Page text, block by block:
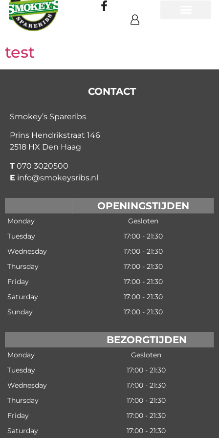
test
CONTACT
Smokey’s Spareribs
Prins Hendrikstraat 146
2518 HX Den Haag
T 070 3020500
E info@smokeysribs.nl
OPENINGSTIJDEN
Monday
Gesloten
Tuesday
17:00 - 21:30
Wednesday
17:00 - 21:30
Thursday
17:00 - 21:30
Friday
17:00 - 21:30
Saturday
17:00 - 21:30
Sunday
17:00 - 21:30
BEZORGTIJDEN
Monday
Gesloten
Tuesday
17:00 - 21:30
Wednesday
17:00 - 21:30
Thursday
17:00 - 21:30
Friday
17:00 - 21:30
Saturday
17:00 - 21:30